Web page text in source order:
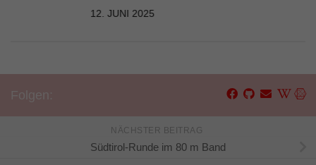
12. JUNI 2025
NÄCHSTER BEITRAG
Südtirol-Runde im 80 m Band